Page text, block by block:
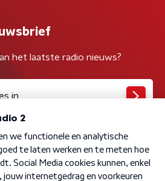
het laatste radio nieuws?